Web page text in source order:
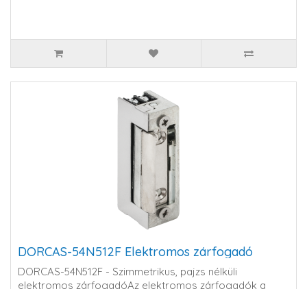
DORCAS-54N512F Elektromos zárfogadó
DORCAS-54N512F - Szimmetrikus, pajzs nélküli
elektromos zárfogadóAz elektromos zárfogadók a